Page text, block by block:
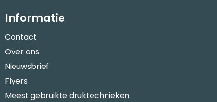
Informatie
Contact
Over ons
Nieuwsbrief
Flyers
Meest gebruikte druktechnieken